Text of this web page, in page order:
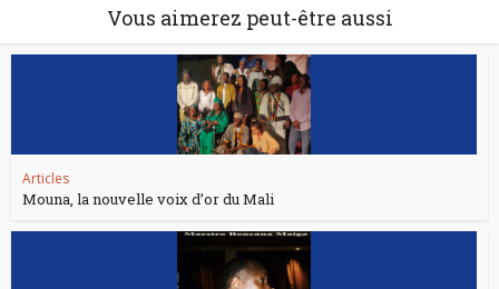
Vous aimerez peut-être aussi
Articles
Mouna, la nouvelle voix d’or du Mali